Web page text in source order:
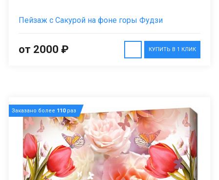
Пейзаж с Сакурой на фоне горы Фудзи
КУПИТЬ В 1 КЛИК
от 2000 ₽
Заказано более 110раз